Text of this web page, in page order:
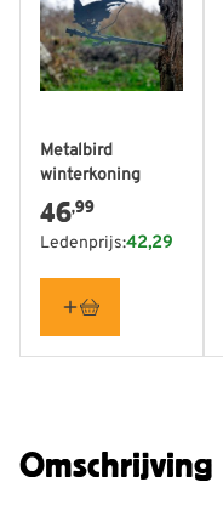
Metalbird
winterkoning
46,99
Ledenprijs:42,29
Omschrijving